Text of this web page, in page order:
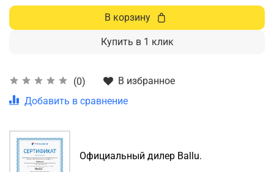
(0)
В избранное
Добавить в сравнение
В корзину
Купить в 1 клик
Официальный дилер Ballu.